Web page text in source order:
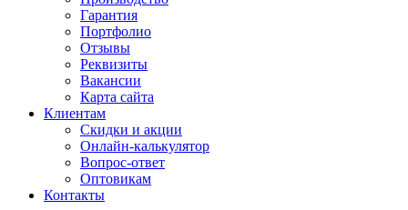
Гарантия
Портфолио
Отзывы
Реквизиты
Вакансии
Карта сайта
Клиентам
Скидки и акции
Онлайн-калькулятор
Вопрос-ответ
Оптовикам
Контакты